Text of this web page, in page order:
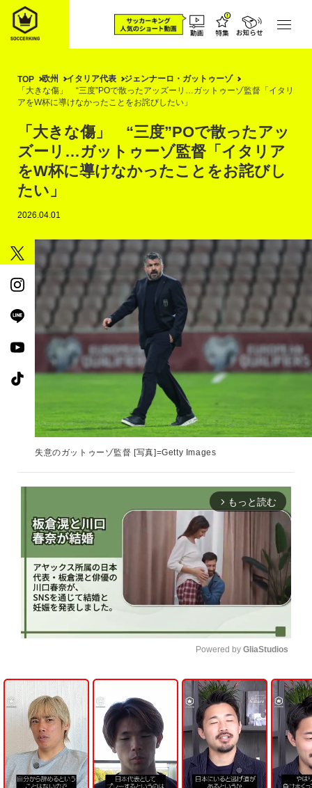
TOP 欧州 イタリア代表
ジェンナーロ・ガットゥーゾ
「大きな傷」 “三度”POで散ったアッズーリ…ガットゥーゾ監督「イタリ
アをW杯に導けなかったことをお詫びしたい」
「大きな傷」 “三度”POで散ったアッ
ズーリ…ガットゥーゾ監督「イタリア
をW杯に導けなかったことをお詫びし
たい」
2026.04.01
失意のガットゥーゾ監督 [写真]=Getty Images
arrow_forward_ios もっと読む
U
n
m
u
t
e
Powered by GliaStudios